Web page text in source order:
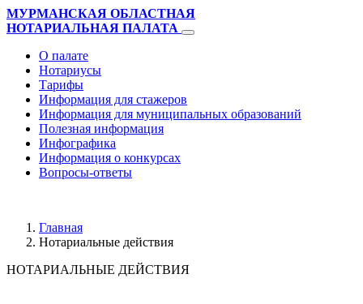
МУРМАНСКАЯ ОБЛАСТНАЯ
НОТАРИАЛЬНАЯ ПАЛАТА
О палате
Нотариусы
Тарифы
Информация для стажеров
Информация для муниципальных образований
Полезная информация
Инфографика
Информация о конкурсах
Вопросы-ответы
Главная
Нотариальные действия
НОТАРИАЛЬНЫЕ ДЕЙСТВИЯ